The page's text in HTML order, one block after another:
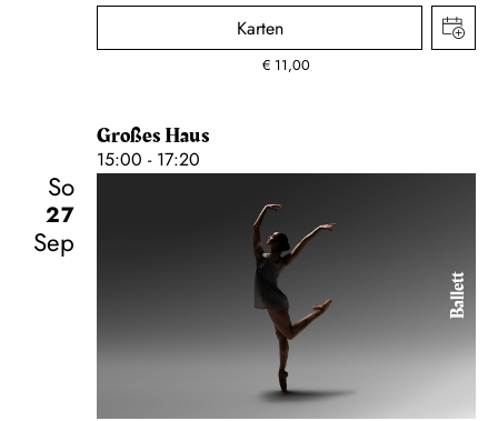
Karten
€ 11,00
Großes Haus
15:00 - 17:20
So
27
Sep
Ballett